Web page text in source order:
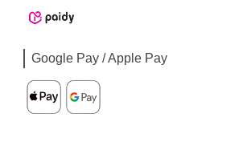
Google Pay / Apple Pay